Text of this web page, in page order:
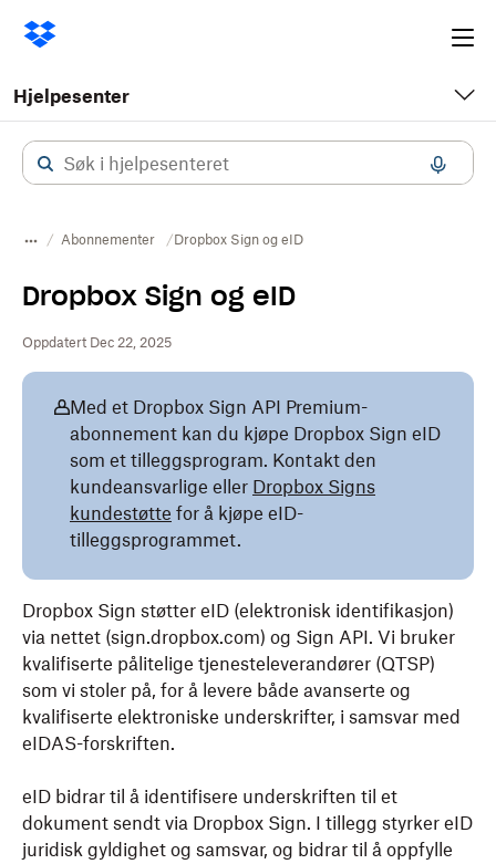
Hjelpesenter
Abonnementer Dropbox Sign og eID
Dropbox Sign og eID
Oppdatert Dec 22, 2025
Med et Dropbox Sign API Premium-
abonnement kan du kjøpe Dropbox Sign eID
som et tilleggsprogram. Kontakt den
kundeansvarlige eller Dropbox Signs
kundestøtte for å kjøpe eID-
tilleggsprogrammet.
Dropbox Sign støtter eID (elektronisk identifikasjon)
via nettet (sign.dropbox.com) og Sign API. Vi bruker
kvalifiserte pålitelige tjenesteleverandører (QTSP)
som vi stoler på, for å levere både avanserte og
kvalifiserte elektroniske underskrifter, i samsvar med
eIDAS-forskriften.
eID bidrar til å identifisere underskriften til et
dokument sendt via Dropbox Sign. I tillegg styrker eID
juridisk gyldighet og samsvar, og bidrar til å oppfylle